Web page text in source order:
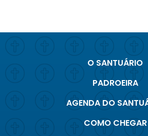
O SANTUÁRIO
PADROEIRA
AGENDA DO
COMO CHEGAR